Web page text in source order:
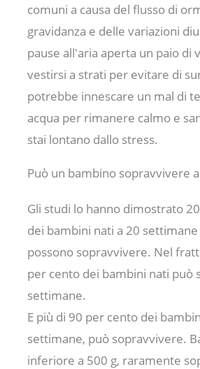
comuni a causa del flusso di
gravidanza e delle variazioni
pause all'aria aperta un paio di
vestirsi a strati per evitare di
potrebbe innescare un mal di
acqua per rimanere calmo e
stai lontano dallo stress.
Può un bambino sopravvivere
Gli studi lo hanno dimostrato
dei bambini nati a 20
possono sopravvivere. Nel
per cento dei bambini nati può
settimane.
E più di 90 per cento dei
settimane, può sopravvivere.
inferiore a 500 g, raramente